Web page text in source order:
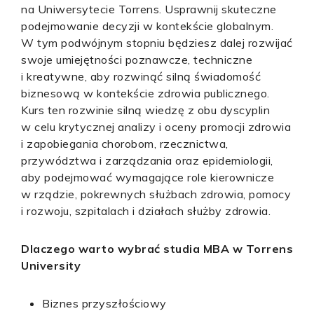
na Uniwersytecie Torrens. Usprawnij skuteczne
podejmowanie decyzji w kontekście globalnym.
W tym podwójnym stopniu będziesz dalej rozwijać
swoje umiejętności poznawcze, techniczne
i kreatywne, aby rozwinąć silną świadomość
biznesową w kontekście zdrowia publicznego.
Kurs ten rozwinie silną wiedzę z obu dyscyplin
w celu krytycznej analizy i oceny promocji zdrowia
i zapobiegania chorobom, rzecznictwa,
przywództwa i zarządzania oraz epidemiologii,
aby podejmować wymagające role kierownicze
w rządzie, pokrewnych służbach zdrowia, pomocy
i rozwoju, szpitalach i działach służby zdrowia.
Dlaczego warto wybrać studia MBA w Torrens
University
Biznes przyszłościowy